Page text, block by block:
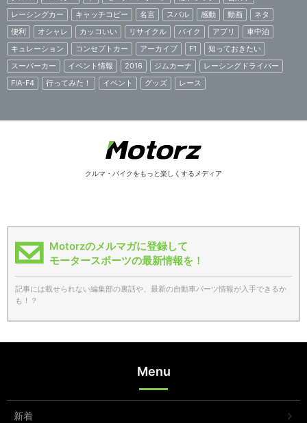
レーシングカー
キャッチコピー 名言 スバル 感動 動画
ネタ
便利
オシャレ カッコいい リサイクル バイク アプリ
車中泊
キュレーション
コンセプトカー アーカイブ F1
知っておきたい
スーパーカー
イベント情報 2016 ジムカーナ
レーシングドライバー
FIA-F4
行ってみた！ イベント グッズ レース
クルマ・バイクをもっと楽しくするメディア
Motorzのメルマガに登録して
モータースポーツの最新情報を！
記事には載せられない編集部の裏話や、最新の自動車パーツ情報が入手できるか
も！？
Menu
新着